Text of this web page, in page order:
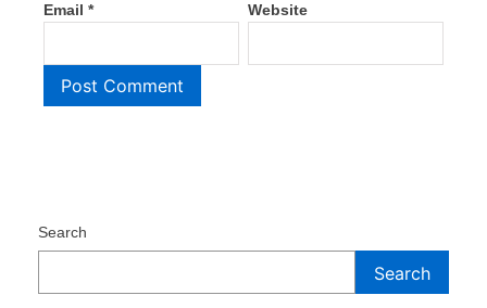
Email * Website
Search
Search